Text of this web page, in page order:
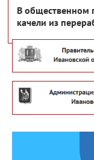
В общественном
качели из